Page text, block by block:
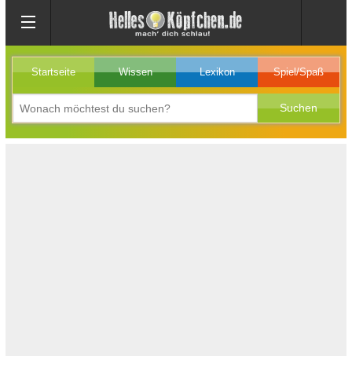
Startseite Wissen Lexikon Spiel/Spaß